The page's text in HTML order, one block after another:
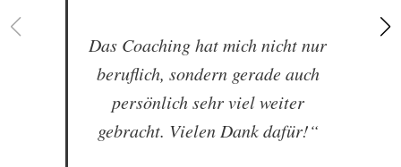
Das Coaching hat mich nicht nur
beruflich, sondern gerade auch
persönlich sehr viel weiter
gebracht. Vielen Dank dafür!“